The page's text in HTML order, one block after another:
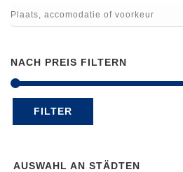
NACH PREIS FILTERN
FILTER
AUSWAHL AN STÄDTEN